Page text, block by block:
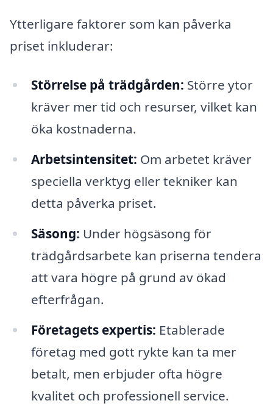
Ytterligare faktorer som kan påverka
priset inkluderar:
Störrelse på trädgården: Större ytor
kräver mer tid och resurser, vilket kan
öka kostnaderna.
Arbetsintensitet: Om arbetet kräver
speciella verktyg eller tekniker kan
detta påverka priset.
Säsong: Under högsäsong för
trädgårdsarbete kan priserna tendera
att vara högre på grund av ökad
efterfrågan.
Företagets expertis: Etablerade
företag med gott rykte kan ta mer
betalt, men erbjuder ofta högre
kvalitet och professionell service.